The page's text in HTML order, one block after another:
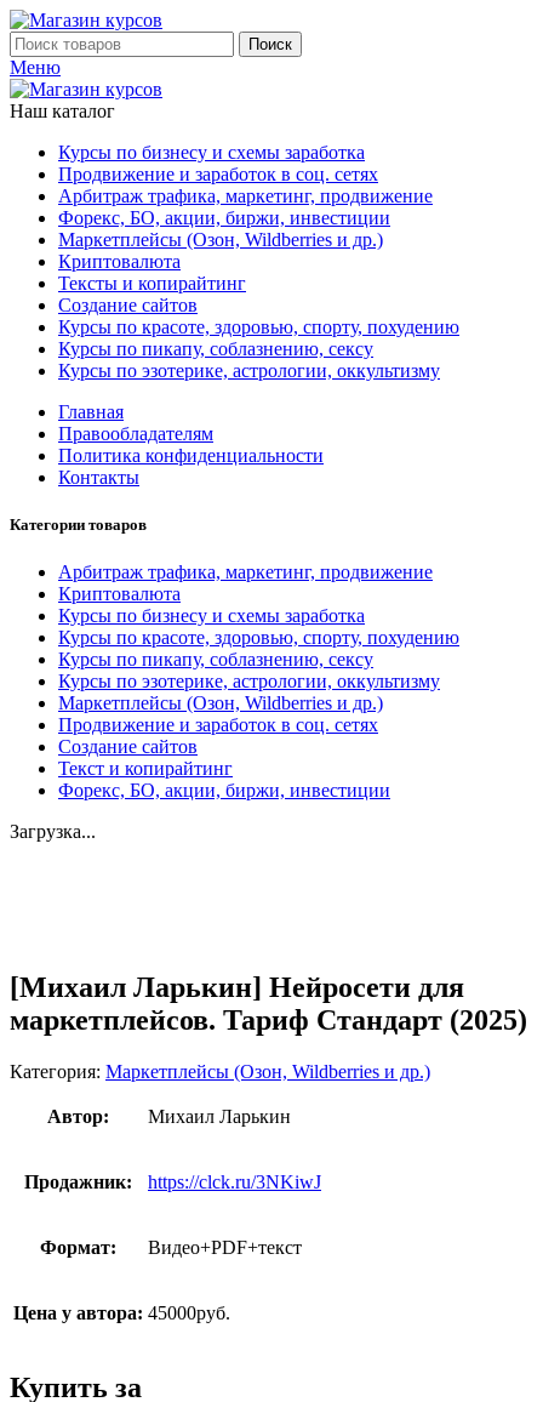
Поиск
Меню
Наш каталог
Курсы по бизнесу и схемы заработка
Продвижение и заработок в соц. сетях
Арбитраж трафика, маркетинг, продвижение
Форекс, БО, акции, биржи, инвестиции
Маркетплейсы (Озон, Wildberries и др.)
Криптовалюта
Тексты и копирайтинг
Создание сайтов
Курсы по красоте, здоровью, спорту, похудению
Курсы по пикапу, соблазнению, сексу
Курсы по эзотерике, астрологии, оккультизму
Главная
Правообладателям
Политика конфиденциальности
Контакты
Категории товаров
Арбитраж трафика, маркетинг, продвижение
Криптовалюта
Курсы по бизнесу и схемы заработка
Курсы по красоте, здоровью, спорту, похудению
Курсы по пикапу, соблазнению, сексу
Курсы по эзотерике, астрологии, оккультизму
Маркетплейсы (Озон, Wildberries и др.)
Продвижение и заработок в соц. сетях
Создание сайтов
Текст и копирайтинг
Форекс, БО, акции, биржи, инвестиции
Загрузка...
[Михаил Ларькин] Нейросети для
маркетплейсов. Тариф Стандарт (2025)
Категория: Маркетплейсы (Озон, Wildberries и др.)
Автор: Михаил Ларькин
Продажник: https://clck.ru/3NKiwJ
Формат: Видео+PDF+текст
Цена у автора: 45000руб.
Купить за